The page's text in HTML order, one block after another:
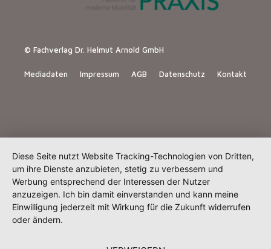
© Fachverlag Dr. Helmut Arnold GmbH
Mediadaten Impressum AGB Datenschutz Kontakt
Diese Seite nutzt Website Tracking-Technologien von Dritten,
um ihre Dienste anzubieten, stetig zu verbessern und
Werbung entsprechend der Interessen der Nutzer
anzuzeigen. Ich bin damit einverstanden und kann meine
Einwilligung jederzeit mit Wirkung für die Zukunft widerrufen
oder ändern.